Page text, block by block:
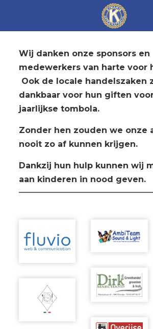
Wij danken onze sponsors en
medewerkers van harte voor
Ook de locale handelszaken
dankbaar voor hun giften
jaarlijkse tombola.
Zonder hen zouden we onze
nooit zo af kunnen krijgen.
Dankzij hun hulp kunnen wij
aan kinderen in nood geven.